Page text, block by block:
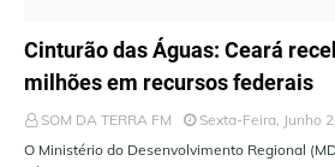
ÚLTIMAS NOTÍCIAS
Cinturão das Águas: Ceará
milhões em recursos federais
SOM DA TERRA FM
Sexta-Feira, Junho
O Ministério do Desenvolvimento Regional